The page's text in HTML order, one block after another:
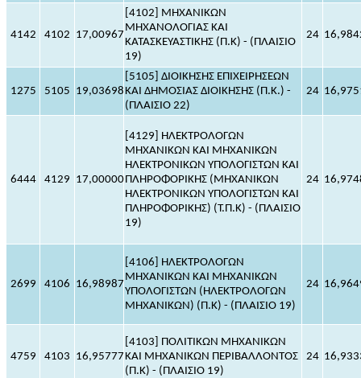
4142 4102 17,00967
[4102] ΜΗΧΑΝΙΚΩΝ
ΜΗΧΑΝΟΛΟΓΙΑΣ ΚΑΙ
ΚΑΤΑΣΚΕΥΑΣΤΙΚΗΣ (Π.Κ) - (ΠΛΑΙΣΙΟ
19)
24
1275 5105 19,03698
[5105] ΔΙΟΙΚΗΣΗΣ ΕΠΙΧΕΙΡΗΣΕΩΝ
ΚΑΙ ΔΗΜΟΣΙΑΣ ΔΙΟΙΚΗΣΗΣ (Π.Κ.) -
(ΠΛΑΙΣΙΟ 22)
24
6444 4129 17,00000
[4129] ΗΛΕΚΤΡΟΛΟΓΩΝ
ΜΗΧΑΝΙΚΩΝ ΚΑΙ ΜΗΧΑΝΙΚΩΝ
ΗΛΕΚΤΡΟΝΙΚΩΝ ΥΠΟΛΟΓΙΣΤΩΝ ΚΑΙ
ΠΛΗΡΟΦΟΡΙΚΗΣ (ΜΗΧΑΝΙΚΩΝ
ΗΛΕΚΤΡΟΝΙΚΩΝ ΥΠΟΛΟΓΙΣΤΩΝ ΚΑΙ
ΠΛΗΡΟΦΟΡΙΚΗΣ) (Τ.Π.Κ) - (ΠΛΑΙΣΙΟ
19)
24
2699 4106 16,98987
[4106] ΗΛΕΚΤΡΟΛΟΓΩΝ
ΜΗΧΑΝΙΚΩΝ ΚΑΙ ΜΗΧΑΝΙΚΩΝ
ΥΠΟΛΟΓΙΣΤΩΝ (ΗΛΕΚΤΡΟΛΟΓΩΝ
ΜΗΧΑΝΙΚΩΝ) (Π.Κ) - (ΠΛΑΙΣΙΟ 19)
24
4759 4103 16,95777
[4103] ΠΟΛΙΤΙΚΩΝ ΜΗΧΑΝΙΚΩΝ
ΚΑΙ ΜΗΧΑΝΙΚΩΝ ΠΕΡΙΒΑΛΛΟΝΤΟΣ
(Π.Κ) - (ΠΛΑΙΣΙΟ 19)
24